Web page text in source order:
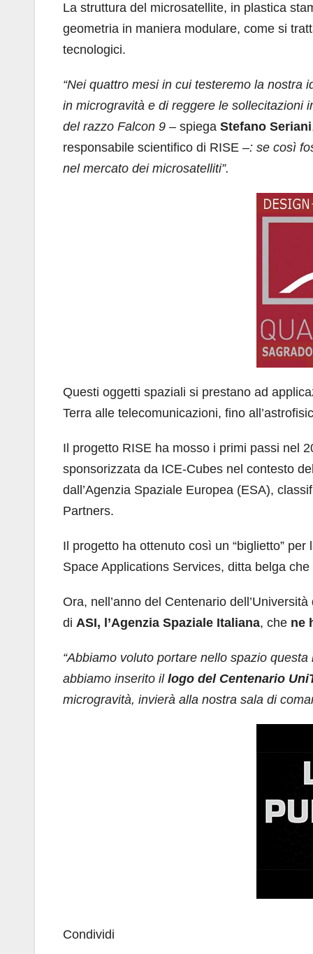
La struttura del microsatellite, in plastica
geometria in maniera modulare, come si
tecnologici.
“Nei quattro mesi in cui testeremo la nostra
in microgravità e di reggere le sollecitazioni
del razzo Falcon 9 – spiega Stefano Seriani
responsabile scientifico di RISE –: se così
nel mercato dei microsatelliti”.
Questi oggetti spaziali si prestano ad
Terra alle telecomunicazioni, fino
Il progetto RISE ha mosso i primi passi nel
sponsorizzata da ICE-Cubes nel contesto
dall’Agenzia Spaziale Europea (ESA),
Partners.
Il progetto ha ottenuto così un “biglietto”
Space Applications Services, ditta belga
Ora, nell’anno del Centenario
di ASI, l’Agenzia Spaziale Italiana, che ne
“Abbiamo voluto portare nello spazio
abbiamo inserito il logo del Centenario
microgravità, invierà alla nostra sala di
Condividi